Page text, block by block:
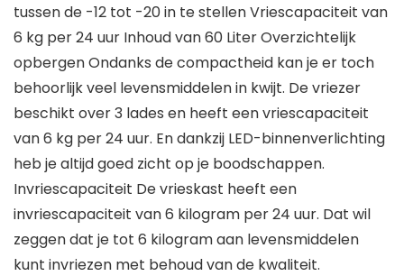
tussen de -12 tot -20 in te stellen Vriescapaciteit van
6 kg per 24 uur Inhoud van 60 Liter Overzichtelijk
opbergen Ondanks de compactheid kan je er toch
behoorlijk veel levensmiddelen in kwijt. De vriezer
beschikt over 3 lades en heeft een vriescapaciteit
van 6 kg per 24 uur. En dankzij LED-binnenverlichting
heb je altijd goed zicht op je boodschappen.
Invriescapaciteit De vrieskast heeft een
invriescapaciteit van 6 kilogram per 24 uur. Dat wil
zeggen dat je tot 6 kilogram aan levensmiddelen
kunt invriezen met behoud van de kwaliteit.